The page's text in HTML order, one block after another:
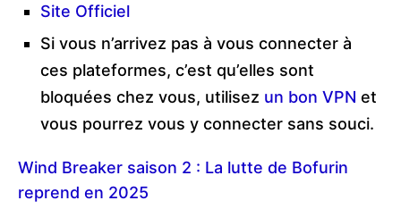
Site Officiel
Si vous n’arrivez pas à vous connecter à
ces plateformes, c’est qu’elles sont
bloquées chez vous, utilisez un bon VPN et
vous pourrez vous y connecter sans souci.
Wind Breaker saison 2 : La lutte de Bofurin
reprend en 2025